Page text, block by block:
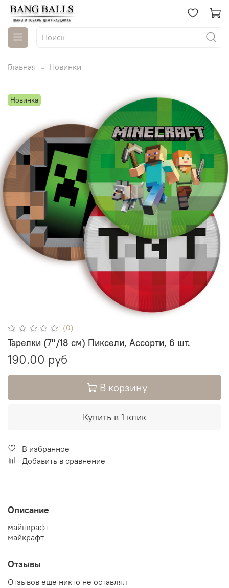
Главная Новинки
Новинка
(0)
Тарелки (7''/18 см) Пиксели, Ассорти, 6 шт.
190.00 руб
В корзину
Купить в 1 клик
В избранное
Добавить в сравнение
Описание
майнкрафт
майкрафт
Отзывы
Отзывов еще никто не оставлял